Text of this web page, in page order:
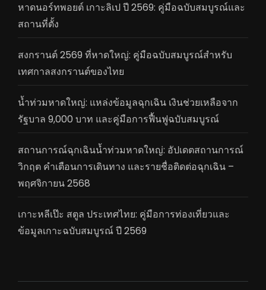
หาดนอร์ทพอยต์ เกาะลิเป ปี 2569: คู่มือฉบับสมบูรณ์และ
สถานที่ตั้ง
สงกรานต์ 2569 ที่หาดใหญ่: คู่มือฉบับสมบูรณ์สำหรับ
เทศกาลสงกรานต์ของไทย
น้ำท่วมหาดใหญ่: แหล่งข้อมูลฉุกเฉิน เงินช่วยเหลือจาก
รัฐบาล 9,000 บาท และคู่มือการฟื้นฟูฉบับสมบูรณ์
สถานการณ์ฉุกเฉินน้ำท่วมหาดใหญ่: อัปเดตสถานการณ์
วิกฤต คำเตือนการเดินทาง และรายชื่อติดต่อฉุกเฉิน –
พฤศจิกายน 2568
เกาะหลีเป๊ะ สตูล ประเทศไทย: คู่มือการท่องเที่ยวและ
ข้อมูลเกาะฉบับสมบูรณ์ ปี 2569